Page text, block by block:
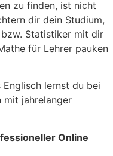
zu finden, ist nicht
dir dein Studium,
Statistiker mit dir
für Lehrer pauken
Englisch lernst du bei
mit jahrelanger
Online